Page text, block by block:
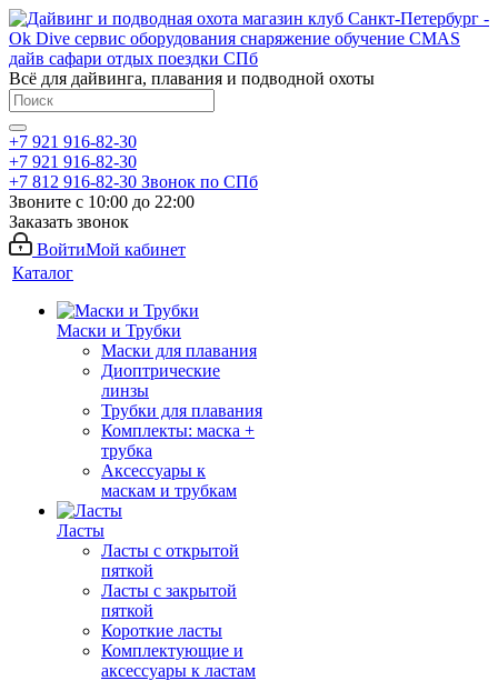
Всё для дайвинга, плавания и подводной охоты
+7 921 916-82-30
+7 921 916-82-30
+7 812 916-82-30 Звонок по СПб
Звоните с 10:00 до 22:00
Заказать звонок
ВойтиМой кабинет
Каталог
Маски и Трубки
Маски для плавания
Диоптрические
линзы
Трубки для плавания
Комплекты: маска +
трубка
Аксессуары к
маскам и трубкам
Ласты
Ласты с открытой
пяткой
Ласты с закрытой
пяткой
Короткие ласты
Комплектующие и
аксессуары к ластам